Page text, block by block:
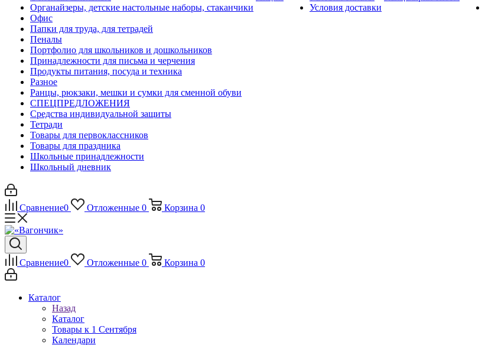
Органайзеры, детские настольные наборы, стаканчики
Офис
Папки для труда, для тетрадей
Пеналы
Портфолио для школьников и дошкольников
Принадлежности для письма и черчения
Продукты питания, посуда и техника
Разное
Ранцы, рюкзаки, мешки и сумки для сменной обуви
СПЕЦПРЕДЛОЖЕНИЯ
Средства индивидуальной защиты
Тетради
Товары для первоклассников
Товары для праздника
Школьные принадлежности
Школьный дневник
Условия доставки
Сравнение0 Отложенные 0 Корзина 0
Сравнение0 Отложенные 0 Корзина 0
Каталог
Назад
Каталог
Товары к 1 Сентября
Календари